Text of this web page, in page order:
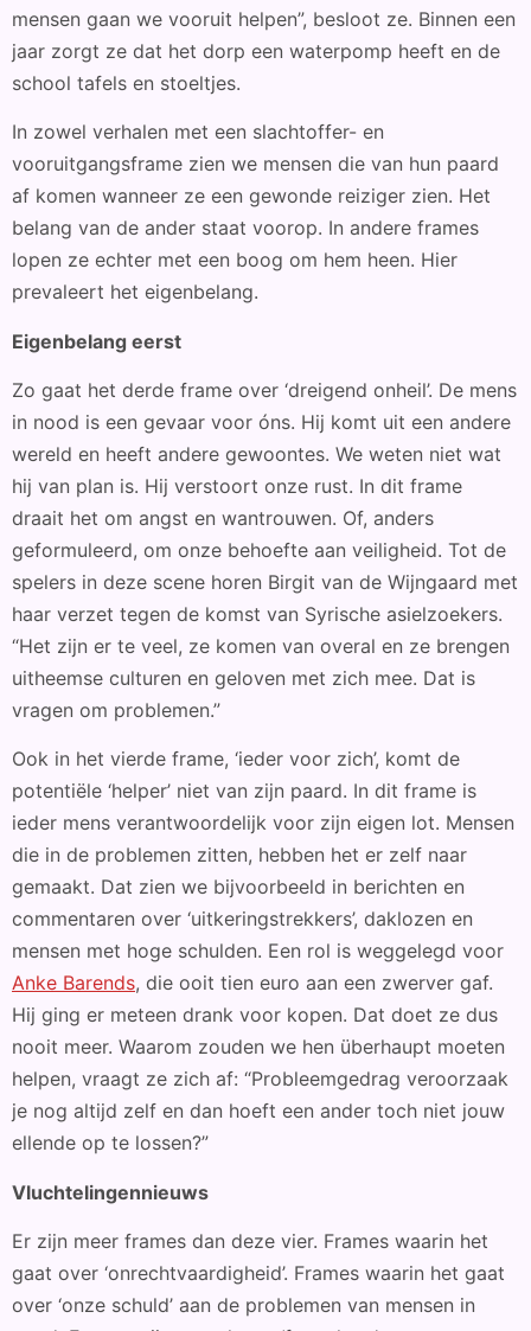
mensen gaan we vooruit helpen”, besloot ze. Binnen een
jaar zorgt ze dat het dorp een waterpomp heeft en de
school tafels en stoeltjes.
In zowel verhalen met een slachtoffer- en
vooruitgangsframe zien we mensen die van hun paard
af komen wanneer ze een gewonde reiziger zien. Het
belang van de ander staat voorop. In andere frames
lopen ze echter met een boog om hem heen. Hier
prevaleert het eigenbelang.
Eigenbelang eerst
Zo gaat het derde frame over ‘dreigend onheil’. De mens
in nood is een gevaar voor óns. Hij komt uit een andere
wereld en heeft andere gewoontes. We weten niet wat
hij van plan is. Hij verstoort onze rust. In dit frame
draait het om angst en wantrouwen. Of, anders
geformuleerd, om onze behoefte aan veiligheid. Tot de
spelers in deze scene horen Birgit van de Wijngaard met
haar verzet tegen de komst van Syrische asielzoekers.
“Het zijn er te veel, ze komen van overal en ze brengen
uitheemse culturen en geloven met zich mee. Dat is
vragen om problemen.”
Ook in het vierde frame, ‘ieder voor zich’, komt de
potentiële ‘helper’ niet van zijn paard. In dit frame is
ieder mens verantwoordelijk voor zijn eigen lot. Mensen
die in de problemen zitten, hebben het er zelf naar
gemaakt. Dat zien we bijvoorbeeld in berichten en
commentaren over ‘uitkeringstrekkers’, daklozen en
mensen met hoge schulden. Een rol is weggelegd voor
Anke Barends, die ooit tien euro aan een zwerver gaf.
Hij ging er meteen drank voor kopen. Dat doet ze dus
nooit meer. Waarom zouden we hen überhaupt moeten
helpen, vraagt ze zich af: “Probleemgedrag veroorzaak
je nog altijd zelf en dan hoeft een ander toch niet jouw
ellende op te lossen?”
Vluchtelingennieuws
Er zijn meer frames dan deze vier. Frames waarin het
gaat over ‘onrechtvaardigheid’. Frames waarin het gaat
over ‘onze schuld’ aan de problemen van mensen in